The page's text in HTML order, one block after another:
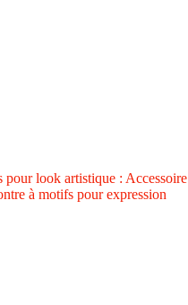
pour look artistique : Accessoire
à motifs pour expression